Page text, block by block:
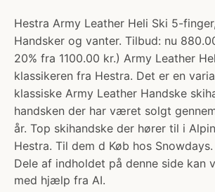
Hestra Army Leather Heli Ski 5-
Handsker og vanter. Tilbud: nu
20% fra 1100.00 kr.) Army Leather
klassikeren fra Hestra. Det er en
klassiske Army Leather Handske
handsken der har været solgt
år. Top skihandske der hører til i
Hestra. Til dem d Køb hos Snowdays.
Dele af indholdet på denne side kan
med hjælp fra AI.